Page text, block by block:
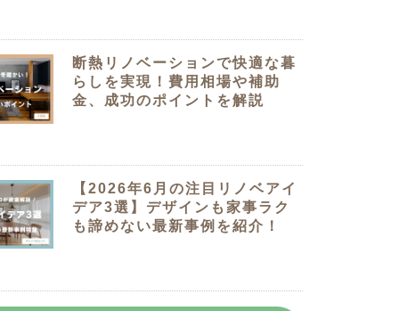
断熱リノベーションで快適な暮
らしを実現！費用相場や補助
金、成功のポイントを解説
【2026年6月の注目リノベアイ
デア3選】デザインも家事ラク
も諦めない最新事例を紹介！